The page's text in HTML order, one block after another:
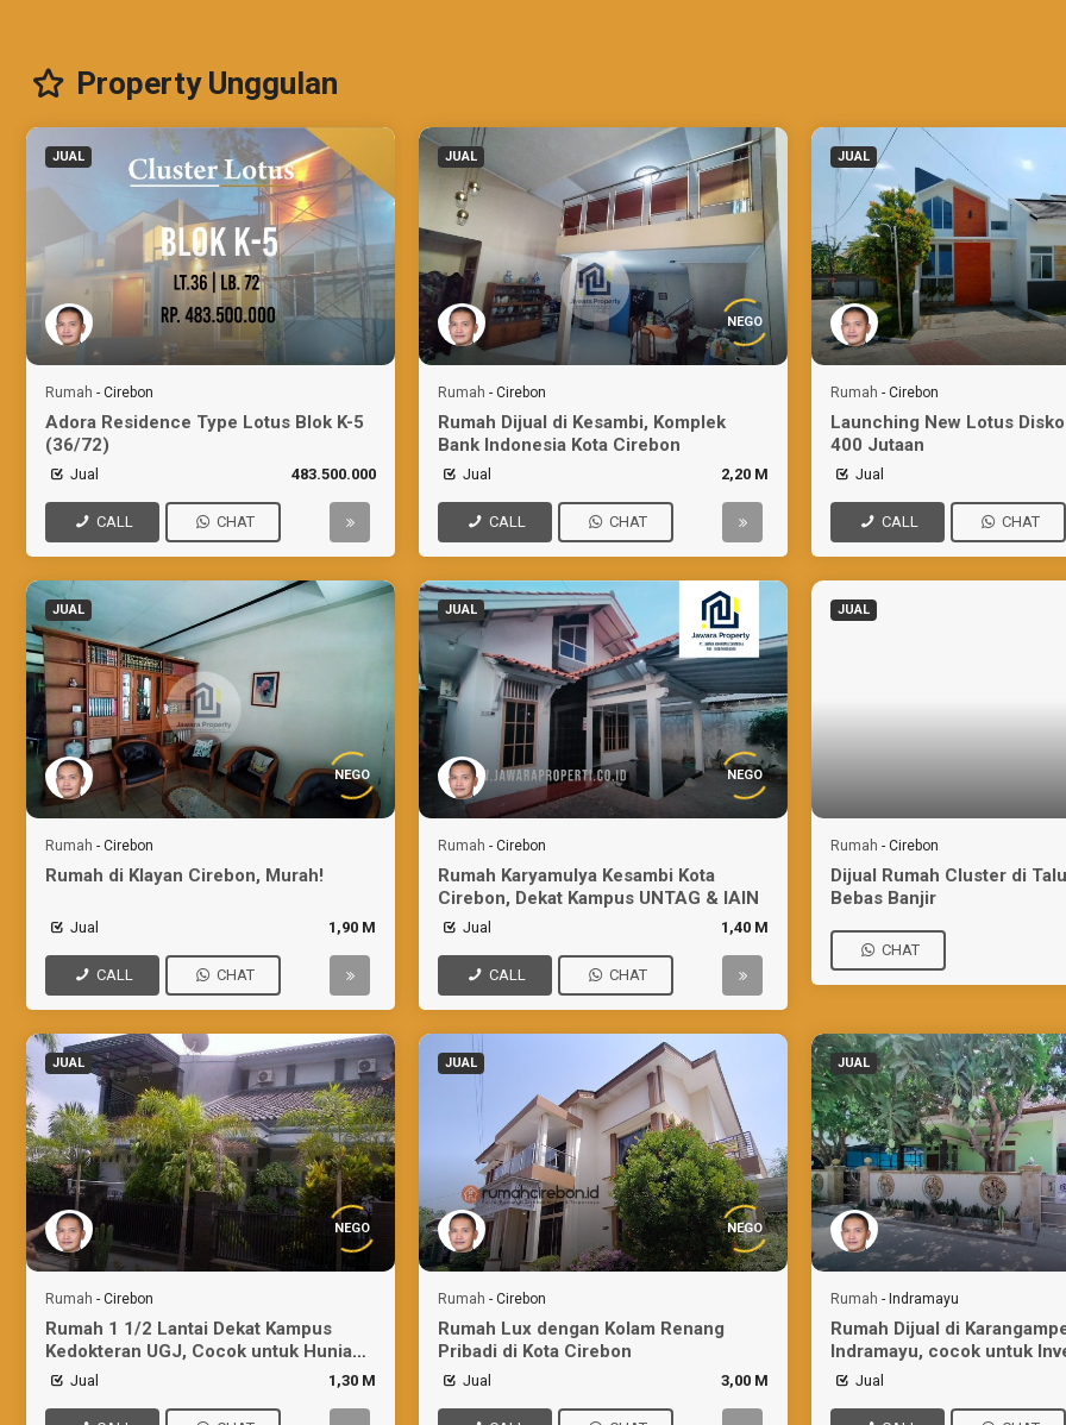
Property Unggulan
JUAL
Rumah - Cirebon
Adora Residence Type Lotus Blok K-5
(36/72)
Jual 483.500.000
CALL CHAT
JUAL
NEGO
Rumah - Cirebon
Rumah Dijual di Kesambi, Komplek
Bank Indonesia Kota Cirebon
Jual 2,20 M
CALL CHAT
JUAL
Rumah - Cirebon
Launching New Lotus
400 Jutaan
Jual
CALL CHAT
JUAL
NEGO
Rumah - Cirebon
Rumah di Klayan Cirebon, Murah!
Jual 1,90 M
CALL CHAT
JUAL
NEGO
Rumah - Cirebon
Rumah Karyamulya Kesambi Kota
Cirebon, Dekat Kampus UNTAG & IAIN
Jual 1,40 M
CALL CHAT
JUAL
Rumah - Cirebon
Dijual Rumah Cluster di
Bebas Banjir
CHAT
JUAL
NEGO
Rumah - Cirebon
Rumah 1 1/2 Lantai Dekat Kampus
Kedokteran UGJ, Cocok untuk Hunian/
Kostan
Jual 1,30 M
JUAL
NEGO
Rumah - Cirebon
Rumah Lux dengan Kolam Renang
Pribadi di Kota Cirebon
Jual 3,00 M
JUAL
Rumah - Indramayu
Rumah Dijual di
Indramayu, cocok untuk
Bisnis
Jual